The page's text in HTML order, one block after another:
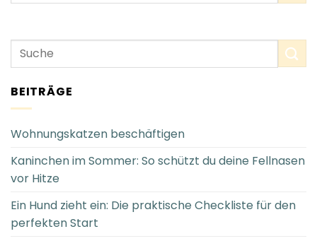
BEITRÄGE
Wohnungskatzen beschäftigen
Kaninchen im Sommer: So schützt du deine Fellnasen
vor Hitze
Ein Hund zieht ein: Die praktische Checkliste für den
perfekten Start